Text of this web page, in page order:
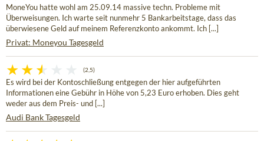
MoneYou hatte wohl am 25.09.14 massive techn. Probleme mit
Überweisungen. Ich warte seit nunmehr 5 Bankarbeitstage, dass das
überwiesene Geld auf meinem Referenzkonto ankommt. Ich [...]
Privat: Moneyou Tagesgeld
(2,5)
Es wird bei der Kontoschließung entgegen der hier aufgeführten
Informationen eine Gebühr in Höhe von 5,23 Euro erhoben. Dies geht
weder aus dem Preis- und [...]
Audi Bank Tagesgeld